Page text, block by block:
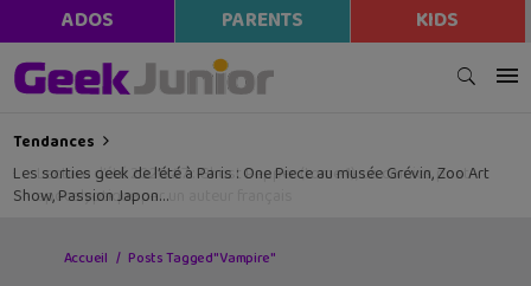
ADOS PARENTS KIDS
Tendances
Les sorties geek de l’été à Paris : One Piece au musée Grévin, Zoo Art
Show, Passion Japon…
Accueil Posts Tagged "Vampire"